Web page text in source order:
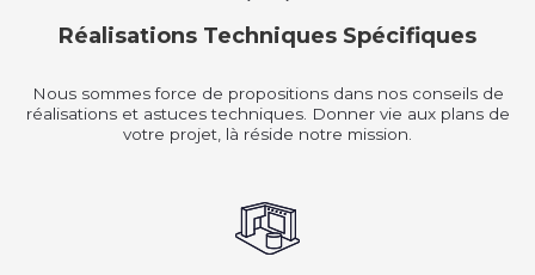
Réalisations Techniques Spécifiques
Nous sommes force de propositions dans nos conseils de
réalisations et astuces techniques. Donner vie aux plans de
votre projet, là réside notre mission.